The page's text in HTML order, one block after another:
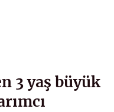
3 yaş büyük